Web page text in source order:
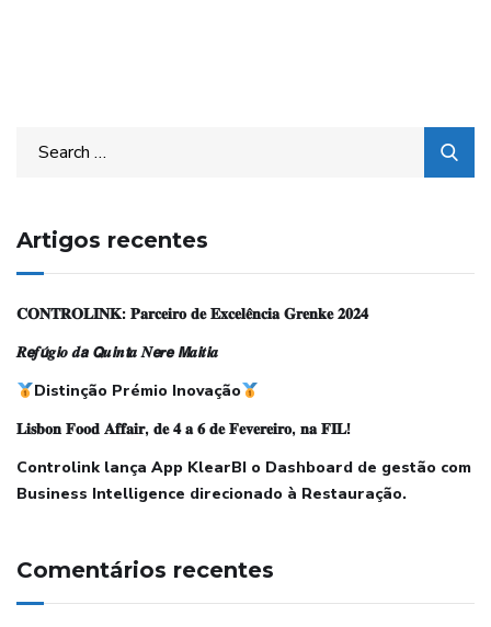
Artigos recentes
𝐂𝐎𝐍𝐓𝐑𝐎𝐋𝐈𝐍𝐊: 𝐏𝐚𝐫𝐜𝐞𝐢𝐫𝐨 𝐝𝐞 𝐄𝐱𝐜𝐞𝐥𝐞̂𝐧𝐜𝐢𝐚 𝐆𝐫𝐞𝐧𝐤𝐞 𝟐𝟎𝟐𝟒
𝑹𝙚𝒇𝙪́𝒈𝙞𝒐 𝒅𝙖 𝙌𝒖𝙞𝒏𝙩𝒂 𝑵𝙚𝒓𝙚 𝙈𝒂𝙞𝒕𝙞𝒂
Distinção Prémio Inovação
𝐋𝐢𝐬𝐛𝐨𝐧 𝐅𝐨𝐨𝐝 𝐀𝐟𝐟𝐚𝐢𝐫, 𝐝𝐞 𝟒 𝐚 𝟔 𝐝𝐞 𝐅𝐞𝐯𝐞𝐫𝐞𝐢𝐫𝐨, 𝐧𝐚 𝐅𝐈𝐋!
Controlink lança App KlearBI o Dashboard de gestão com
Business Intelligence direcionado à Restauração.
Comentários recentes